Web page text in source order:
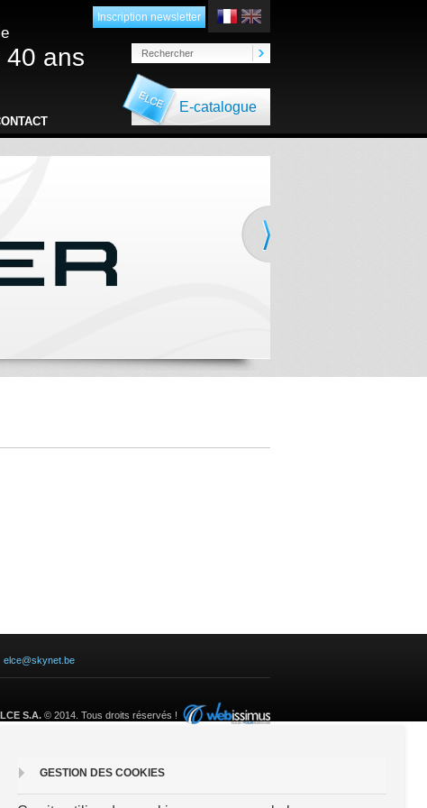
40 ans
Inscription newsletter
E-catalogue
elce@skynet.be
S.A. © 2014. Tous droits réservés !
GESTION DES COOKIES